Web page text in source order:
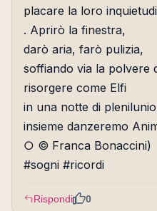
placare la loro
. Aprirò la finestra,
darò aria, farò pulizia,
soffiando via la polvere
risorgere come Elfi
in una notte di
insieme danzeremo
○ © Franca Bonaccini)
#sogni #ricordi
Rispondi 0